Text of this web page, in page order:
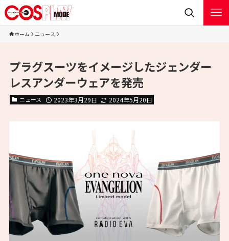
ホーム ニュース
プラグスーツをイメージしたジェンダー
レスアンダーウェアを発売
ニュース 2023年3月29日 2024年5月20日